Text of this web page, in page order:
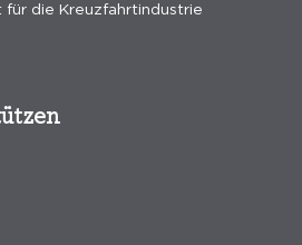
für die Kreuzfahrtindustrie